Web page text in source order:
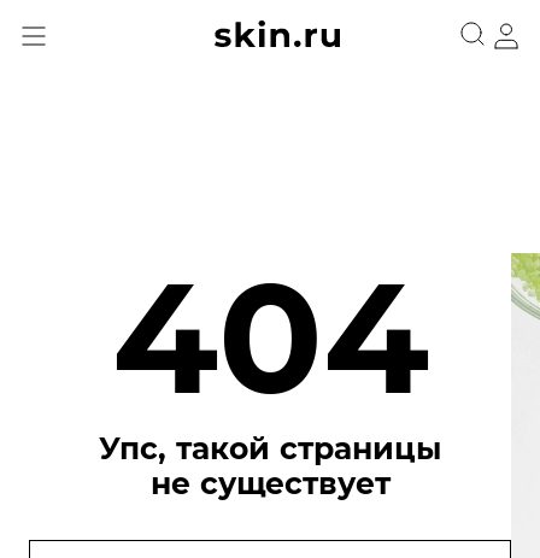
404
Упс, такой страницы
не существует